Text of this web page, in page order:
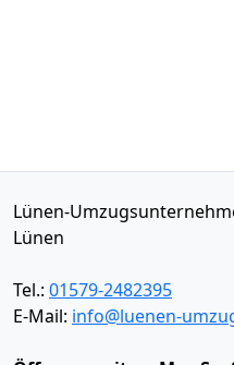
Lünen-
Lünen
Tel.: 01579-2482395
E-Mail: info@luenen-